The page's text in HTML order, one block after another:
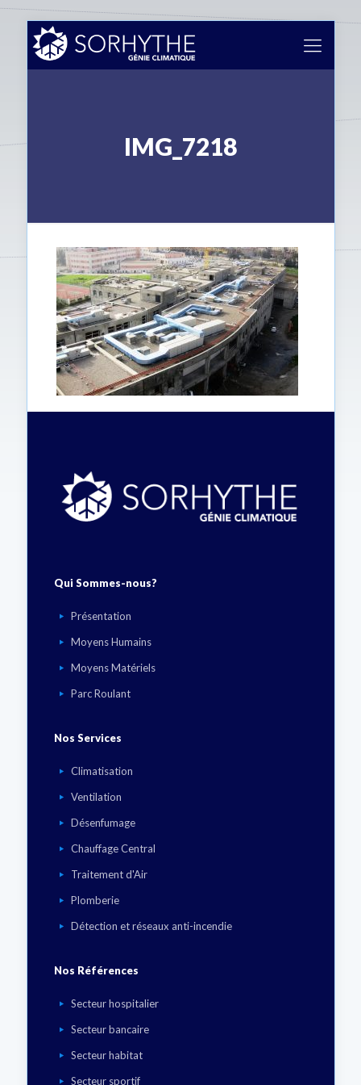
IMG_7218
Qui Sommes-nous?
Présentation
Moyens Humains
Moyens Matériels
Parc Roulant
Nos Services
Climatisation
Ventilation
Désenfumage
Chauffage Central
Traitement d'Air
Plomberie
Détection et réseaux anti-incendie
Nos Références
Secteur hospitalier
Secteur bancaire
Secteur habitat
Secteur sportif